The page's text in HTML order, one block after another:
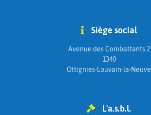
Siège social
Avenue des Combattants 2
1340
Ottignies-Louvain-la-Neuve
L'a.s.b.l.